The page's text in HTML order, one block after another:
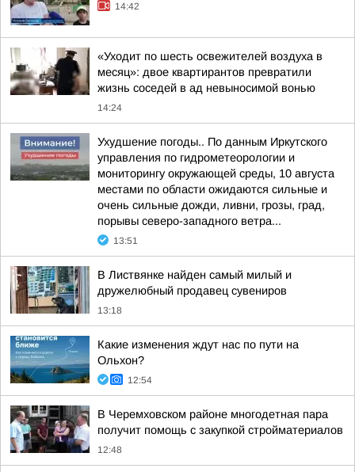
14:42
«Уходит по шесть освежителей воздуха в
месяц»: двое квартирантов превратили
жизнь соседей в ад невыносимой вонью
14:24
Ухудшение погоды.. По данным Иркутского
управления по гидрометеорологии и
мониторингу окружающей среды, 10 августа
местами по области ожидаются сильные и
очень сильные дожди, ливни, грозы, град,
порывы северо-западного ветра...
13:51
В Листвянке найден самый милый и
дружелюбный продавец сувениров
13:18
Какие изменения ждут нас по пути на
Ольхон?
12:54
В Черемховском районе многодетная пара
получит помощь с закупкой стройматериалов
12:48